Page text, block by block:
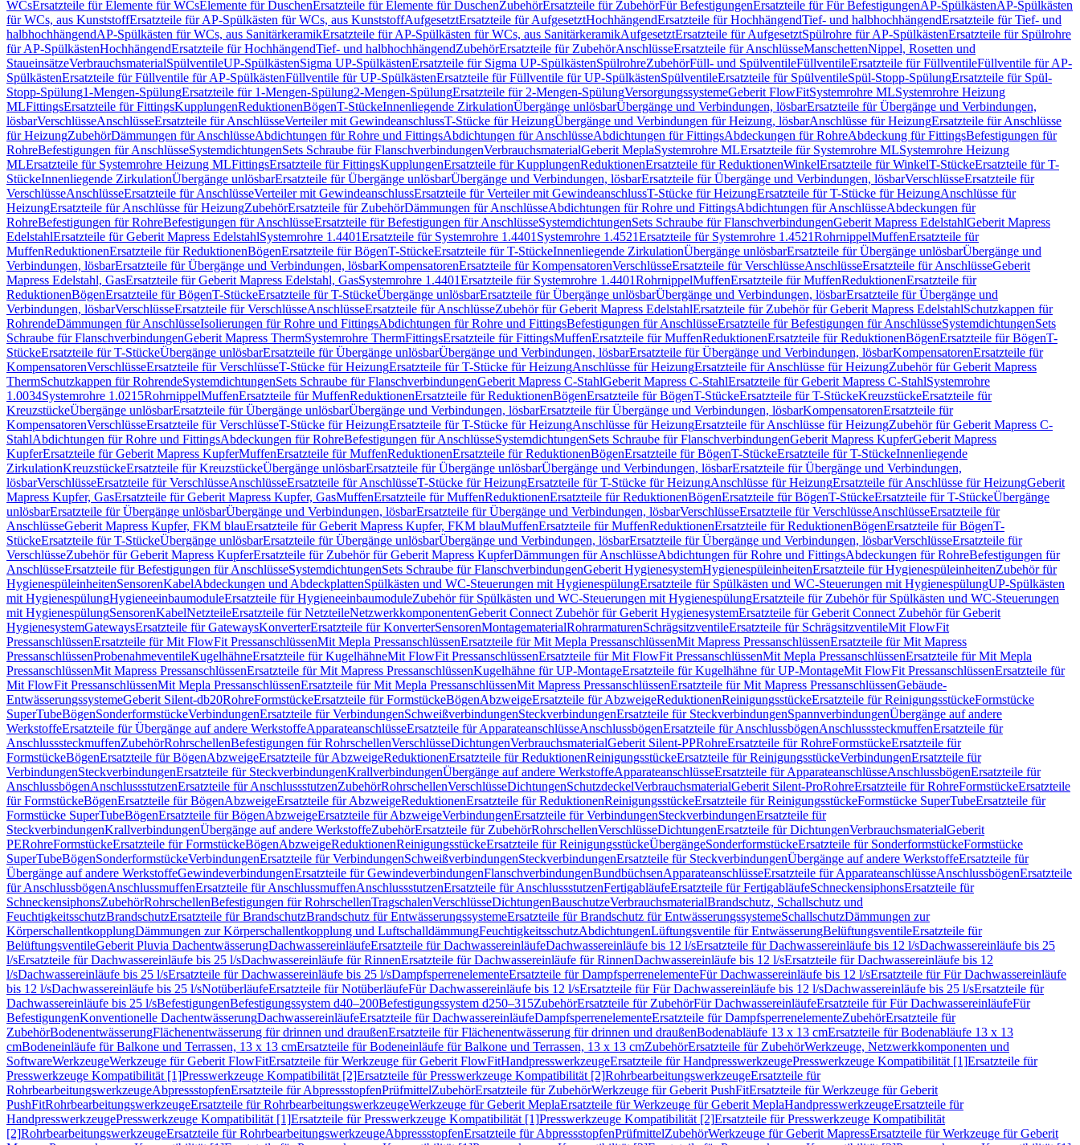
WCsErsatzteile für Elemente für WCsElemente für DuschenErsatzteile für Elemente für DuschenZubehörErsatzteile für ZubehörFür BefestigungenErsatzteile für Für BefestigungenAP-SpülkästenAP-Spülkästen
für WCs, aus KunststoffErsatzteile für AP-Spülkästen für WCs, aus KunststoffAufgesetztErsatzteile für AufgesetztHochhängendErsatzteile für HochhängendTief- und halbhochhängendErsatzteile für Tief- und
halbhochhängendAP-Spülkästen für WCs, aus SanitärkeramikErsatzteile für AP-Spülkästen für WCs, aus SanitärkeramikAufgesetztErsatzteile für AufgesetztSpülrohre für AP-SpülkästenErsatzteile für Spülrohre
für AP-SpülkästenHochhängendErsatzteile für HochhängendTief- und halbhochhängendZubehörErsatzteile für ZubehörAnschlüsseErsatzteile für AnschlüsseManschettenNippel, Rosetten und
StaueinsätzeVerbrauchsmaterialSpülventileUP-SpülkästenSigma UP-SpülkästenErsatzteile für Sigma UP-SpülkästenSpülrohreZubehörFüll- und SpülventileFüllventileErsatzteile für FüllventileFüllventile für AP-
SpülkästenErsatzteile für Füllventile für AP-SpülkästenFüllventile für UP-SpülkästenErsatzteile für Füllventile für UP-SpülkästenSpülventileErsatzteile für SpülventileSpül-Stopp-SpülungErsatzteile für Spül-
Stopp-Spülung1-Mengen-SpülungErsatzteile für 1-Mengen-Spülung2-Mengen-SpülungErsatzteile für 2-Mengen-SpülungVersorgungssystemeGeberit FlowFitSystemrohre MLSystemrohre Heizung
MLFittingsErsatzteile für FittingsKupplungenReduktionenBögenT-StückeInnenliegende ZirkulationÜbergänge unlösbarÜbergänge und Verbindungen, lösbarErsatzteile für Übergänge und Verbindungen,
lösbarVerschlüsseAnschlüsseErsatzteile für AnschlüsseVerteiler mit GewindeanschlussT-Stücke für HeizungÜbergänge und Verbindungen für Heizung, lösbarAnschlüsse für HeizungErsatzteile für Anschlüsse
für HeizungZubehörDämmungen für AnschlüsseAbdichtungen für Rohre und FittingsAbdichtungen für AnschlüsseAbdichtungen für FittingsAbdeckungen für RohreAbdeckung für FittingsBefestigungen für
RohreBefestigungen für AnschlüsseSystemdichtungenSets Schraube für FlanschverbindungenVerbrauchsmaterialGeberit MeplaSystemrohre MLErsatzteile für Systemrohre MLSystemrohre Heizung
MLErsatzteile für Systemrohre Heizung MLFittingsErsatzteile für FittingsKupplungenErsatzteile für KupplungenReduktionenErsatzteile für ReduktionenWinkelErsatzteile für WinkelT-StückeErsatzteile für T-
StückeInnenliegende ZirkulationÜbergänge unlösbarErsatzteile für Übergänge unlösbarÜbergänge und Verbindungen, lösbarErsatzteile für Übergänge und Verbindungen, lösbarVerschlüsseErsatzteile für
VerschlüsseAnschlüsseErsatzteile für AnschlüsseVerteiler mit GewindeanschlussErsatzteile für Verteiler mit GewindeanschlussT-Stücke für HeizungErsatzteile für T-Stücke für HeizungAnschlüsse für
HeizungErsatzteile für Anschlüsse für HeizungZubehörErsatzteile für ZubehörDämmungen für AnschlüsseAbdichtungen für Rohre und FittingsAbdichtungen für AnschlüsseAbdeckungen für
RohreBefestigungen für RohreBefestigungen für AnschlüsseErsatzteile für Befestigungen für AnschlüsseSystemdichtungenSets Schraube für FlanschverbindungenGeberit Mapress EdelstahlGeberit Mapress
EdelstahlErsatzteile für Geberit Mapress EdelstahlSystemrohre 1.4401Ersatzteile für Systemrohre 1.4401 Systemrohre 1.4521Ersatzteile für Systemrohre 1.4521RohrnippelMuffenErsatzteile für
MuffenReduktionenErsatzteile für ReduktionenBögenErsatzteile für BögenT-StückeErsatzteile für T-StückeInnenliegende ZirkulationÜbergänge unlösbarErsatzteile für Übergänge unlösbarÜbergänge und
Verbindungen, lösbarErsatzteile für Übergänge und Verbindungen, lösbarKompensatorenErsatzteile für KompensatorenVerschlüsseErsatzteile für VerschlüsseAnschlüsseErsatzteile für AnschlüsseGeberit
Mapress Edelstahl, GasErsatzteile für Geberit Mapress Edelstahl, GasSystemrohre 1.4401Ersatzteile für Systemrohre 1.4401RohrnippelMuffenErsatzteile für MuffenReduktionenErsatzteile für
ReduktionenBögenErsatzteile für BögenT-StückeErsatzteile für T-StückeÜbergänge unlösbarErsatzteile für Übergänge unlösbarÜbergänge und Verbindungen, lösbarErsatzteile für Übergänge und
Verbindungen, lösbarVerschlüsseErsatzteile für VerschlüsseAnschlüsseErsatzteile für AnschlüsseZubehör für Geberit Mapress EdelstahlErsatzteile für Zubehör für Geberit Mapress EdelstahlSchutzkappen für
RohrendeDämmungen für AnschlüsseIsolierungen für Rohre und FittingsAbdichtungen für Rohre und FittingsBefestigungen für AnschlüsseErsatzteile für Befestigungen für AnschlüsseSystemdichtungenSets
Schraube für FlanschverbindungenGeberit Mapress ThermSystemrohre ThermFittingsErsatzteile für FittingsMuffenErsatzteile für MuffenReduktionenErsatzteile für ReduktionenBögenErsatzteile für BögenT-
StückeErsatzteile für T-StückeÜbergänge unlösbarErsatzteile für Übergänge unlösbarÜbergänge und Verbindungen, lösbarErsatzteile für Übergänge und Verbindungen, lösbarKompensatorenErsatzteile für
KompensatorenVerschlüsseErsatzteile für VerschlüsseT-Stücke für HeizungErsatzteile für T-Stücke für HeizungAnschlüsse für HeizungErsatzteile für Anschlüsse für HeizungZubehör für Geberit Mapress
ThermSchutzkappen für RohrendeSystemdichtungenSets Schraube für FlanschverbindungenGeberit Mapress C-StahlGeberit Mapress C-StahlErsatzteile für Geberit Mapress C-StahlSystemrohre
1.0034Systemrohre 1.0215RohrnippelMuffenErsatzteile für MuffenReduktionenErsatzteile für ReduktionenBögenErsatzteile für BögenT-StückeErsatzteile für T-StückeKreuzstückeErsatzteile für
KreuzstückeÜbergänge unlösbarErsatzteile für Übergänge unlösbarÜbergänge und Verbindungen, lösbarErsatzteile für Übergänge und Verbindungen, lösbarKompensatorenErsatzteile für
KompensatorenVerschlüsseErsatzteile für VerschlüsseT-Stücke für HeizungErsatzteile für T-Stücke für HeizungAnschlüsse für HeizungErsatzteile für Anschlüsse für HeizungZubehör für Geberit Mapress C-
StahlAbdichtungen für Rohre und FittingsAbdeckungen für RohreBefestigungen für AnschlüsseSystemdichtungenSets Schraube für FlanschverbindungenGeberit Mapress KupferGeberit Mapress
KupferErsatzteile für Geberit Mapress KupferMuffenErsatzteile für MuffenReduktionenErsatzteile für ReduktionenBögenErsatzteile für BögenT-StückeErsatzteile für T-StückeInnenliegende
ZirkulationKreuzstückeErsatzteile für KreuzstückeÜbergänge unlösbarErsatzteile für Übergänge unlösbarÜbergänge und Verbindungen, lösbarErsatzteile für Übergänge und Verbindungen,
lösbarVerschlüsseErsatzteile für VerschlüsseAnschlüsseErsatzteile für AnschlüsseT-Stücke für HeizungErsatzteile für T-Stücke für HeizungAnschlüsse für HeizungErsatzteile für Anschlüsse für HeizungGeberit
Mapress Kupfer, GasErsatzteile für Geberit Mapress Kupfer, GasMuffenErsatzteile für MuffenReduktionenErsatzteile für ReduktionenBögenErsatzteile für BögenT-StückeErsatzteile für T-StückeÜbergänge
unlösbarErsatzteile für Übergänge unlösbarÜbergänge und Verbindungen, lösbarErsatzteile für Übergänge und Verbindungen, lösbarVerschlüsseErsatzteile für VerschlüsseAnschlüsseErsatzteile für
AnschlüsseGeberit Mapress Kupfer, FKM blauErsatzteile für Geberit Mapress Kupfer, FKM blauMuffenErsatzteile für MuffenReduktionenErsatzteile für ReduktionenBögenErsatzteile für BögenT-
StückeErsatzteile für T-StückeÜbergänge unlösbarErsatzteile für Übergänge unlösbarÜbergänge und Verbindungen, lösbarErsatzteile für Übergänge und Verbindungen, lösbarVerschlüsseErsatzteile für
VerschlüsseZubehör für Geberit Mapress KupferErsatzteile für Zubehör für Geberit Mapress KupferDämmungen für AnschlüsseAbdichtungen für Rohre und FittingsAbdeckungen für RohreBefestigungen für
AnschlüsseErsatzteile für Befestigungen für AnschlüsseSystemdichtungenSets Schraube für FlanschverbindungenGeberit HygienesystemHygienespüleinheitenErsatzteile für HygienespüleinheitenZubehör für
HygienespüleinheitenSensorenKabelAbdeckungen und AbdeckplattenSpülkästen und WC-Steuerungen mit HygienespülungErsatzteile für Spülkästen und WC-Steuerungen mit HygienespülungUP-Spülkästen
mit HygienespülungHygieneeinbaumoduleErsatzteile für HygieneeinbaumoduleZubehör für Spülkästen und WC-Steuerungen mit HygienespülungErsatzteile für Zubehör für Spülkästen und WC-Steuerungen
mit HygienespülungSensorenKabelNetzteileErsatzteile für NetzteileNetzwerkkomponentenGeberit Connect Zubehör für Geberit HygienesystemErsatzteile für Geberit Connect Zubehör für Geberit
HygienesystemGatewaysErsatzteile für GatewaysKonverterErsatzteile für KonverterSensorenMontagematerialRohrarmaturenSchrägsitzventileErsatzteile für SchrägsitzventileMit FlowFit
PressanschlüssenErsatzteile für Mit FlowFit PressanschlüssenMit Mepla PressanschlüssenErsatzteile für Mit Mepla PressanschlüssenMit Mapress PressanschlüssenErsatzteile für Mit Mapress
PressanschlüssenProbenahmeventileKugelhähneErsatzteile für KugelhähneMit FlowFit PressanschlüssenErsatzteile für Mit FlowFit PressanschlüssenMit Mepla PressanschlüssenErsatzteile für Mit Mepla
PressanschlüssenMit Mapress PressanschlüssenErsatzteile für Mit Mapress PressanschlüssenKugelhähne für UP-MontageErsatzteile für Kugelhähne für UP-MontageMit FlowFit PressanschlüssenErsatzteile für
Mit FlowFit PressanschlüssenMit Mepla PressanschlüssenErsatzteile für Mit Mepla PressanschlüssenMit Mapress PressanschlüssenErsatzteile für Mit Mapress PressanschlüssenGebäude-
EntwässerungssystemeGeberit Silent-db20RohreFormstückeErsatzteile für FormstückeBögenAbzweigeErsatzteile für AbzweigeReduktionenReinigungsstückeErsatzteile für ReinigungsstückeFormstücke
SuperTubeBögenSonderformstückeVerbindungenErsatzteile für VerbindungenSchweißverbindungenSteckverbindungenErsatzteile für SteckverbindungenSpannverbindungenÜbergänge auf andere
WerkstoffeErsatzteile für Übergänge auf andere WerkstoffeApparateanschlüsseErsatzteile für ApparateanschlüsseAnschlussbögenErsatzteile für AnschlussbögenAnschlusssteckmuffenErsatzteile für
AnschlusssteckmuffenZubehörRohrschellenBefestigungen für RohrschellenVerschlüsseDichtungenVerbrauchsmaterialGeberit Silent-PPRohreErsatzteile für RohreFormstückeErsatzteile für
FormstückeBögenErsatzteile für BögenAbzweigeErsatzteile für AbzweigeReduktionenErsatzteile für ReduktionenReinigungsstückeErsatzteile für ReinigungsstückeVerbindungenErsatzteile für
VerbindungenSteckverbindungenErsatzteile für SteckverbindungenKrallverbindungenÜbergänge auf andere WerkstoffeApparateanschlüsseErsatzteile für ApparateanschlüsseAnschlussbögenErsatzteile für
AnschlussbögenAnschlussstutzenErsatzteile für AnschlussstutzenZubehörRohrschellenVerschlüsseDichtungenSchutzdeckelVerbrauchsmaterialGeberit Silent-ProRohreErsatzteile für RohreFormstückeErsatzteile
für FormstückeBögenErsatzteile für BögenAbzweigeErsatzteile für AbzweigeReduktionenErsatzteile für ReduktionenReinigungsstückeErsatzteile für ReinigungsstückeFormstücke SuperTubeErsatzteile für
Formstücke SuperTubeBögenErsatzteile für BögenAbzweigeErsatzteile für AbzweigeVerbindungenErsatzteile für VerbindungenSteckverbindungenErsatzteile für
SteckverbindungenKrallverbindungenÜbergänge auf andere WerkstoffeZubehörErsatzteile für ZubehörRohrschellenVerschlüsseDichtungenErsatzteile für DichtungenVerbrauchsmaterialGeberit
PERohreFormstückeErsatzteile für FormstückeBögenAbzweigeReduktionenReinigungsstückeErsatzteile für ReinigungsstückeÜbergängeSonderformstückeErsatzteile für SonderformstückeFormstücke
SuperTubeBögenSonderformstückeVerbindungenErsatzteile für VerbindungenSchweißverbindungenSteckverbindungenErsatzteile für SteckverbindungenÜbergänge auf andere WerkstoffeErsatzteile für
Übergänge auf andere WerkstoffeGewindeverbindungenErsatzteile für GewindeverbindungenFlanschverbindungenBundbüchsenApparateanschlüsseErsatzteile für ApparateanschlüsseAnschlussbögenErsatzteile
für AnschlussbögenAnschlussmuffenErsatzteile für AnschlussmuffenAnschlussstutzenErsatzteile für AnschlussstutzenFertigabläufeErsatzteile für FertigabläufeSchneckensiphonsErsatzteile für
SchneckensiphonsZubehörRohrschellenBefestigungen für RohrschellenTragschalenVerschlüsseDichtungenBauschutzeVerbrauchsmaterialBrandschutz, Schallschutz und
FeuchtigkeitsschutzBrandschutzErsatzteile für BrandschutzBrandschutz für EntwässerungssystemeErsatzteile für Brandschutz für EntwässerungssystemeSchallschutzDämmungen zur
KörperschallentkopplungDämmungen zur Körperschallentkopplung und LuftschalldämmungFeuchtigkeitsschutzAbdichtungenLüftungsventile für EntwässerungBelüftungsventileErsatzteile für
BelüftungsventileGeberit Pluvia DachentwässerungDachwassereinläufeErsatzteile für DachwassereinläufeDachwassereinläufe bis 12 l/sErsatzteile für Dachwassereinläufe bis 12 l/sDachwassereinläufe bis 25
l/sErsatzteile für Dachwassereinläufe bis 25 l/sDachwassereinläufe für RinnenErsatzteile für Dachwassereinläufe für RinnenDachwassereinläufe bis 12 l/sErsatzteile für Dachwassereinläufe bis 12
l/sDachwassereinläufe bis 25 l/sErsatzteile für Dachwassereinläufe bis 25 l/sDampfsperrenelementeErsatzteile für DampfsperrenelementeFür Dachwassereinläufe bis 12 l/sErsatzteile für Für Dachwassereinläufe
bis 12 l/sDachwassereinläufe bis 25 l/sNotüberläufeErsatzteile für NotüberläufeFür Dachwassereinläufe bis 12 l/sErsatzteile für Für Dachwassereinläufe bis 12 l/sDachwassereinläufe bis 25 l/sErsatzteile für
Dachwassereinläufe bis 25 l/sBefestigungenBefestigungssystem d40–200Befestigungssystem d250–315ZubehörErsatzteile für ZubehörFür DachwassereinläufeErsatzteile für Für DachwassereinläufeFür
BefestigungenKonventionelle DachentwässerungDachwassereinläufeErsatzteile für DachwassereinläufeDampfsperrenelementeErsatzteile für DampfsperrenelementeZubehörErsatzteile für
ZubehörBodenentwässerungFlächenentwässerung für drinnen und draußenErsatzteile für Flächenentwässerung für drinnen und draußenBodenabläufe 13 x 13 cmErsatzteile für Bodenabläufe 13 x 13
cmBodeneinläufe für Balkone und Terrassen, 13 x 13 cmErsatzteile für Bodeneinläufe für Balkone und Terrassen, 13 x 13 cmZubehörErsatzteile für ZubehörWerkzeuge, Netzwerkkomponenten und
SoftwareWerkzeugeWerkzeuge für Geberit FlowFitErsatzteile für Werkzeuge für Geberit FlowFitHandpresswerkzeugeErsatzteile für HandpresswerkzeugePresswerkzeuge Kompatibilität [1]Ersatzteile für
Presswerkzeuge Kompatibilität [1]Presswerkzeuge Kompatibilität [2]Ersatzteile für Presswerkzeuge Kompatibilität [2]RohrbearbeitungswerkzeugeErsatzteile für
RohrbearbeitungswerkzeugeAbpressstopfenErsatzteile für AbpressstopfenPrüfmittelZubehörErsatzteile für ZubehörWerkzeuge für Geberit PushFitErsatzteile für Werkzeuge für Geberit
PushFitRohrbearbeitungswerkzeugeErsatzteile für RohrbearbeitungswerkzeugeWerkzeuge für Geberit MeplaErsatzteile für Werkzeuge für Geberit MeplaHandpresswerkzeugeErsatzteile für
HandpresswerkzeugePresswerkzeuge Kompatibilität [1]Ersatzteile für Presswerkzeuge Kompatibilität [1]Presswerkzeuge Kompatibilität [2]Ersatzteile für Presswerkzeuge Kompatibilität
[2]RohrbearbeitungswerkzeugeErsatzteile für RohrbearbeitungswerkzeugeAbpressstopfenErsatzteile für AbpressstopfenPrüfmittelZubehörWerkzeuge für Geberit MapressErsatzteile für Werkzeuge für Geberit